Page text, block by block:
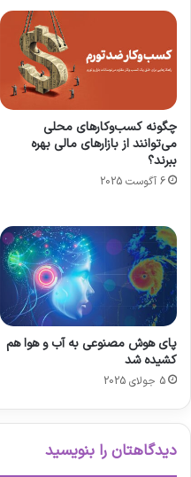
چگونه کسب‌وکارهای محلی
می‌توانند از بازارهای مالی بهره
ببرند؟
6 آگوست 2025
پای هوش مصنوعی به آب و هوا هم
کشیده شد
5 جولای 2025
دیدگاهتان را بنویسید